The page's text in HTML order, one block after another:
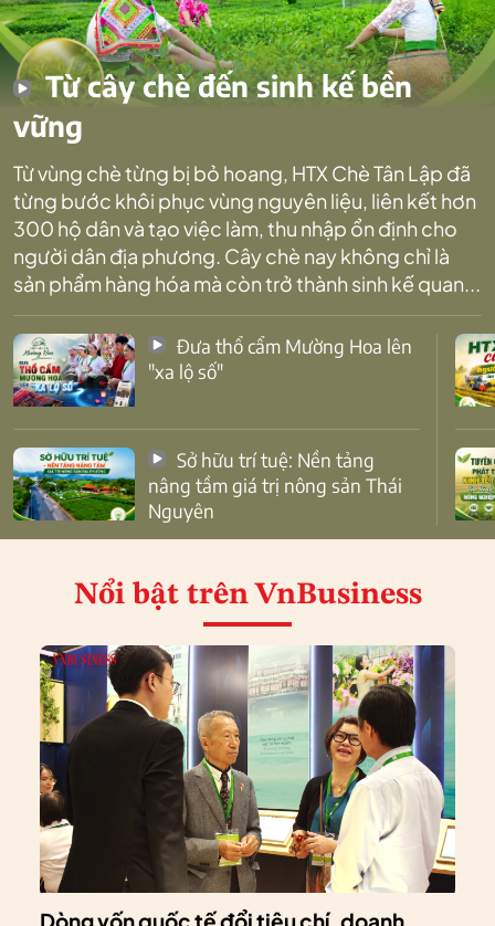
Từ cây chè đến sinh kế bền
vững
Từ vùng chè từng bị bỏ hoang, HTX Chè Tân Lập đã
từng bước khôi phục vùng nguyên liệu, liên kết hơn
300 hộ dân và tạo việc làm, thu nhập ổn định cho
người dân địa phương. Cây chè nay không chỉ là
sản phẩm hàng hóa mà còn trở thành sinh kế quan...
"xa lộ số"
nâng tầm giá trị nông sản Thái
Nguyên
Nổi bật trên VnBusiness